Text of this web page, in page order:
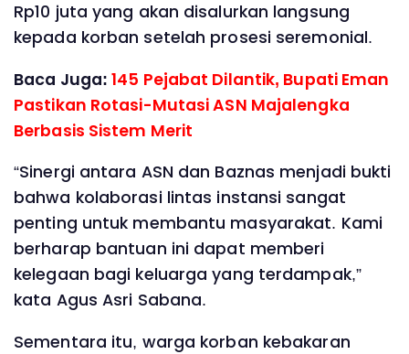
Rp10 juta yang akan disalurkan langsung
kepada korban setelah prosesi seremonial.
Baca Juga:145 Pejabat Dilantik, Bupati Eman
Pastikan Rotasi-Mutasi ASN Majalengka
Berbasis Sistem Merit
“Sinergi antara ASN dan Baznas menjadi bukti
bahwa kolaborasi lintas instansi sangat
penting untuk membantu masyarakat. Kami
berharap bantuan ini dapat memberi
kelegaan bagi keluarga yang terdampak,”
kata Agus Asri Sabana.
Sementara itu, warga korban kebakaran